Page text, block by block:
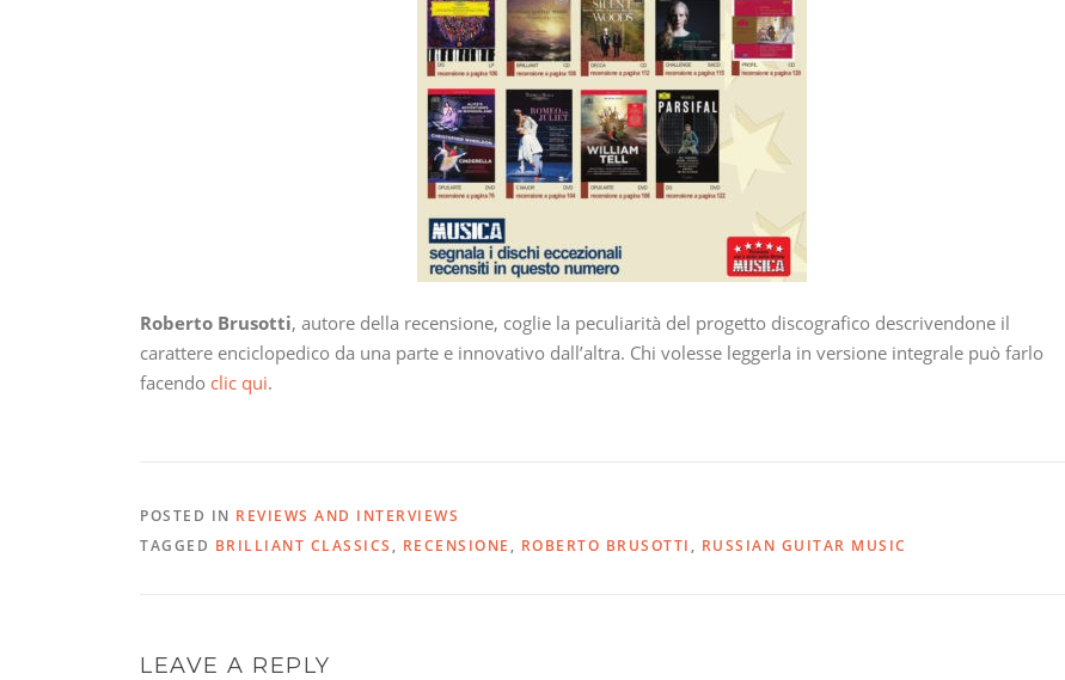
Roberto Brusotti, autore della recensione, coglie la peculiarità del progetto discografico descrivendone il
carattere enciclopedico da una parte e innovativo dall’altra. Chi volesse leggerla in versione integrale può farlo
facendo clic qui.
POSTED IN REVIEWS AND INTERVIEWS
TAGGED BRILLIANT CLASSICS , RECENSIONE , ROBERTO BRUSOTTI , RUSSIAN GUITAR MUSIC
LEAVE A REPLY